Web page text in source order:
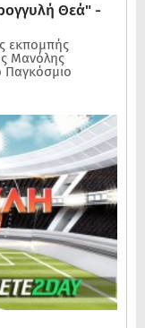
Θεά" -
εκπομπής
Μανόλης
Παγκόσμιο